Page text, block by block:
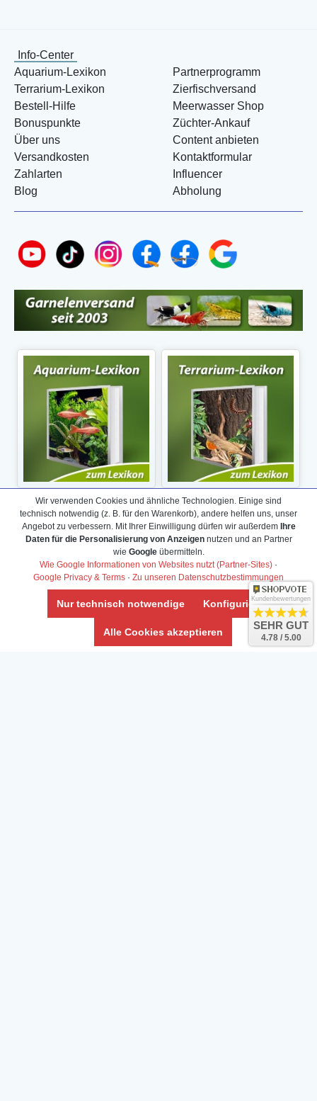
Info-Center
Aquarium-Lexikon
Terrarium-Lexikon
Bestell-Hilfe
Bonuspunkte
Über uns
Versandkosten
Zahlarten
Blog
Partnerprogramm
Zierfischversand
Meerwasser Shop
Züchter-Ankauf
Content anbieten
Kontaktformular
Influencer
Abholung
Wir verwenden Cookies und ähnliche Technologien. Einige sind
technisch notwendig (z. B. für den Warenkorb), andere helfen uns, unser
Angebot zu verbessern. Mit Ihrer Einwilligung dürfen wir außerdem Ihre
Daten für die Personalisierung von Anzeigennutzen und an Partner
wie Googleübermitteln.
Wie Google Informationen von Websites nutzt (Partner-Sites) ·
Google Privacy & Terms · Zu unseren Datenschutzbestimmungen
Nur technisch notwendige Konfigurieren
Alle Cookies akzeptieren
Kundenbewertungen
SEHR GUT
4.78 / 5.00